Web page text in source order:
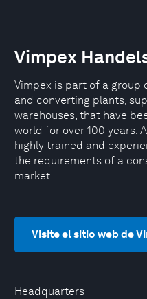
Headquarters
Vimpex
Vimpex is part of a
and converting plants,
warehouses, that have
world for over 100 years.
highly trained and
the requirements of a
market.
Visite el sitio web de